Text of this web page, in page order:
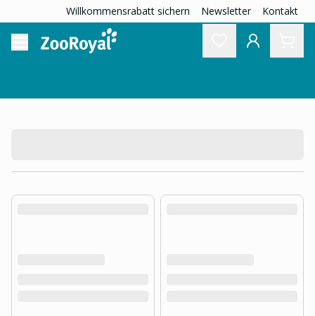
Willkommensrabatt sichern Newsletter Kontakt